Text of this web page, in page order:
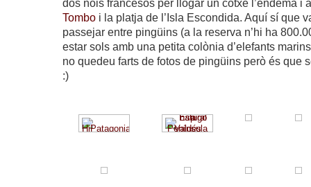
dos nois francesos per llogar un cotxe l’endemà i
Tombo i la platja de l’Isla Escondida. Aquí sí que
passejar entre pingüins (a la reserva n’hi ha
estar sols amb una petita colònia d’elefants
no quedeu farts de fotos de pingüins però és que
:)